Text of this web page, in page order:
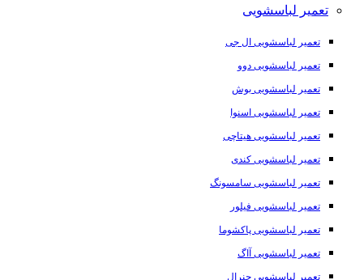
تعمیر لباسشویی
تعمیر لباسشویی ال جی
تعمیر لباسشویی دوو
تعمیر لباسشویی بوش
تعمیر لباسشویی اسنوا
تعمیر لباسشویی هیتاچی
تعمیر لباسشویی کندی
تعمیر لباسشویی سامسونگ
تعمیر لباسشویی فیلور
تعمیر لباسشویی پاکشوما
تعمیر لباسشویی آاگ
تعمیر لباسشویی جنرال